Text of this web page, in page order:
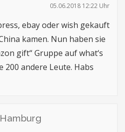
05.06.2018 12:22 Uhr
ebay oder wish gekauft
kamen. Nun haben sie
gift“ Gruppe auf what‘s
andere Leute. Habs